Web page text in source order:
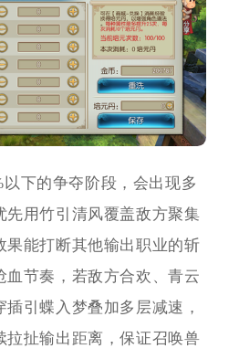
下的争夺阶段，会出现多
先用竹引清风覆盖敌方聚集
果能打断其他输出职业的斩
血节奏，若敌方合欢、青云
引蝶入梦叠加多层减速，
拉扯输出距离，保证召唤兽